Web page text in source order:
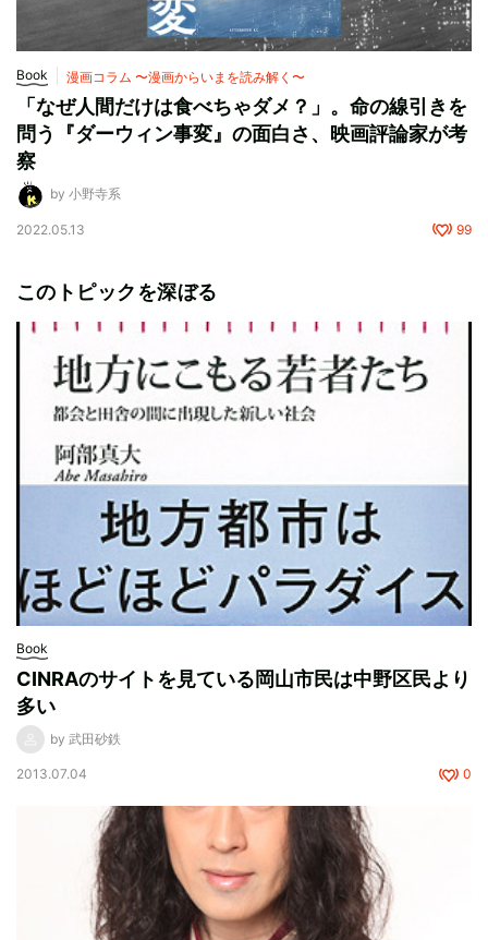
Book 漫画コラム 〜漫画からいまを読み解く〜
「なぜ人間だけは食べちゃダメ？」。命の線引きを
問う『ダーウィン事変』の面白さ、映画評論家が考
察
by 小野寺系
2022.05.13 99
このトピックを深ぼる
Book
CINRAのサイトを見ている岡山市民は中野区民より
多い
by 武田砂鉄
2013.07.04 0